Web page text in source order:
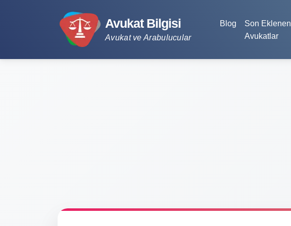
Avukat Bilgisi
Avukat ve Arabulucular
Blog
Son Eklenen
Avukatlar